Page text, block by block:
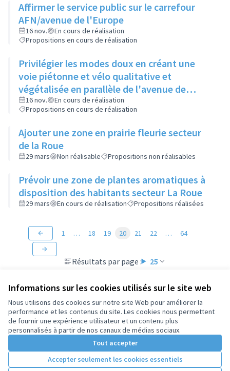
Informations sur les cookies utilisés sur le site web
Nous utilisons des cookies sur notre site Web pour améliorer la
performance et les contenus du site. Les cookies nous permettent
de fournir une expérience utilisateur et un contenu plus
personnalisés à partir de nos canaux de médias sociaux.
Tout accepter
Accepter seulement les cookies essentiels
Affirmer le service public sur le carrefour
AFN/avenue de l'Europe
16 nov.
En cours de réalisation
Propositions en cours de réalisation
Privilégier les modes doux en créant une
voie piétonne et vélo qualitative et
végétalisée en parallèle de l'avenue de
l'Europe et entre le secteur Europe et
Charles de Gaulle
16 nov.
En cours de réalisation
Propositions en cours de réalisation
Ajouter une zone en prairie fleurie secteur
de la Roue
29 mars Non réalisable Propositions non réalisables
Prévoir une zone de plantes aromatiques à
disposition des habitants secteur La Roue
29 mars En cours de réalisation Propositions réalisées
Résultats par page : 25
1 … 18 19 20 21 22 … 64
Conditions d'utilisation
Paramètres des cookies
Licence
(Lien